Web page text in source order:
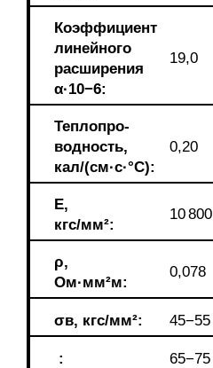
Коэффициент
линейного
расширения
α·10−6:
19,0
Теплопрo-
водность,
кал/(см·c·°С):
0,20
E,
кгс/мм²:
10 800
ρ,
Ом·мм²м:
0,078
σв, кгс/мм²: 45−55
: 65−75